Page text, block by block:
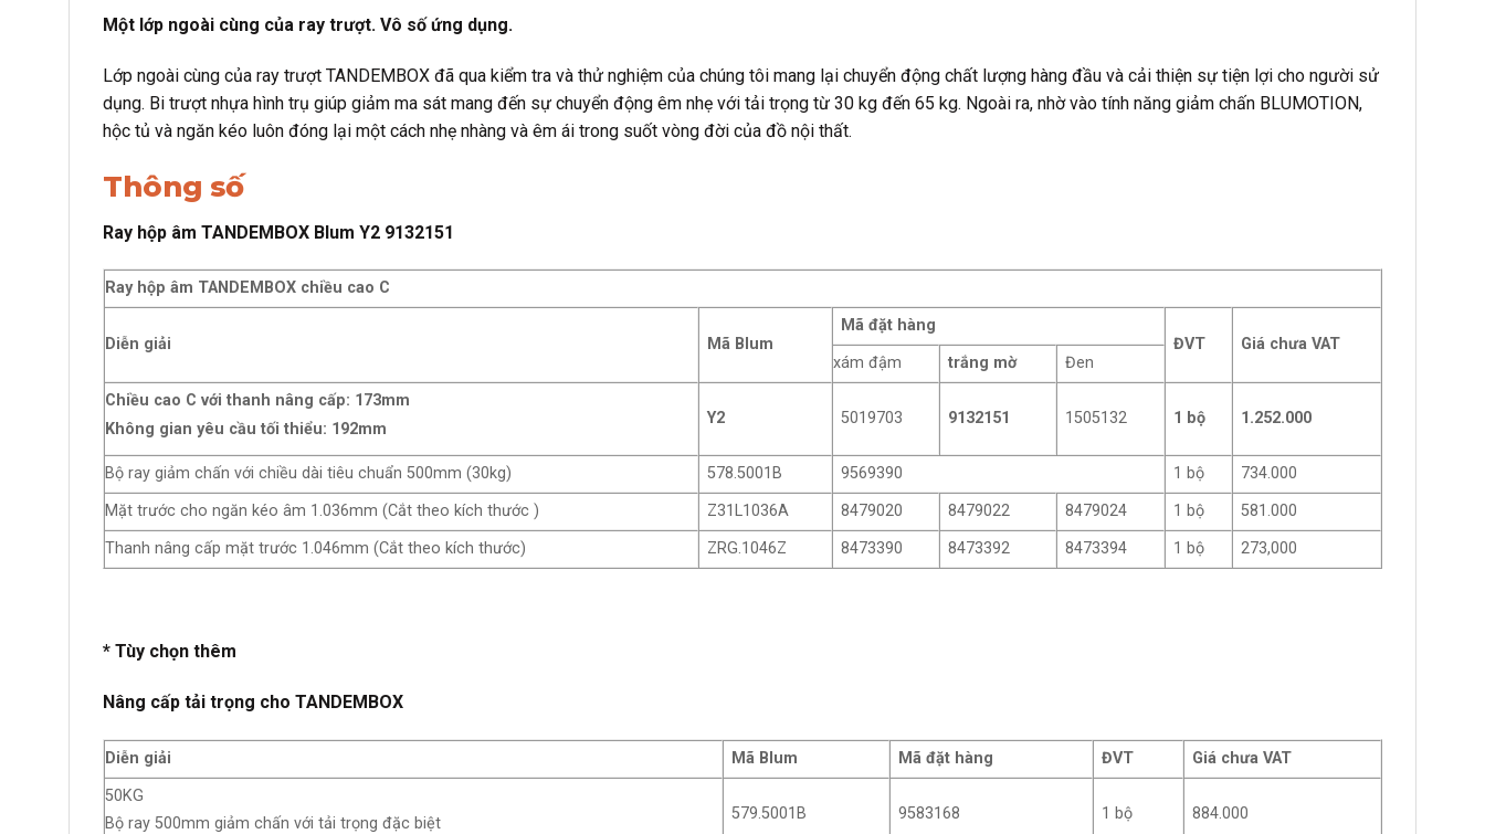
Một lớp ngoài cùng của ray trượt. Vô số ứng dụng.
Lớp ngoài cùng của ray trượt TANDEMBOX đã qua kiểm tra và thử nghiệm của chúng tôi mang lại chuyển động chất lượng hàng đầu và cải thiện sự tiện lợi cho người sử
dụng. Bi trượt nhựa hình trụ giúp giảm ma sát mang đến sự chuyển động êm nhẹ với tải trọng từ 30 kg đến 65 kg. Ngoài ra, nhờ vào tính năng giảm chấn BLUMOTION,
hộc tủ và ngăn kéo luôn đóng lại một cách nhẹ nhàng và êm ái trong suốt vòng đời của đồ nội thất.
Thông số
Ray hộp âm TANDEMBOX Blum Y2 9132151
Ray hộp âm TANDEMBOX chiều cao C
Diễn giải Mã Blum
Mã đặt hàng
ĐVT
Giá chưa VAT
xám đậm
trắng mờ
Đen
Chiều cao C với thanh nâng cấp: 173mm
Không gian yêu cầu tối thiểu: 192mm
Y2 5019703 9132151 1505132 1 bộ 1.252.000
Bộ ray giảm chấn với chiều dài tiêu chuẩn 500mm (30kg) 578.5001B 9569390 1 bộ
734.000
Mặt trước cho ngăn kéo âm 1.036mm (Cắt theo kích thước )
Z31L1036A 8479020 8479022 8479024 1 bộ
581.000
Thanh nâng cấp mặt trước 1.046mm (Cắt theo kích thước)
ZRG.1046Z 8473390 8473392 8473394 1 bộ 273,000
* Tùy chọn thêm
Nâng cấp tải trọng cho TANDEMBOX
Diễn giải Mã Blum Mã đặt hàng ĐVT
Giá chưa VAT
50KG
Bộ ray 500mm giảm chấn với tải trọng đặc biệt
579.5001B 9583168 1 bộ 884.000